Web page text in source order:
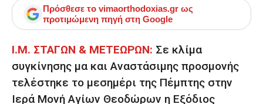
Πρόσθεσε το vimaorthodoxias.gr ως
προτιμώμενη πηγή στη Google
Ι.Μ. ΣΤΑΓΩΝ & ΜΕΤΕΩΡΩΝ: Σε κλίμα
συγκίνησης μα και Αναστάσιμης προσμονής
τελέστηκε το μεσημέρι της Πέμπτης στην
Ιερά Μονή Αγίων Θεοδώρων η Εξόδιος